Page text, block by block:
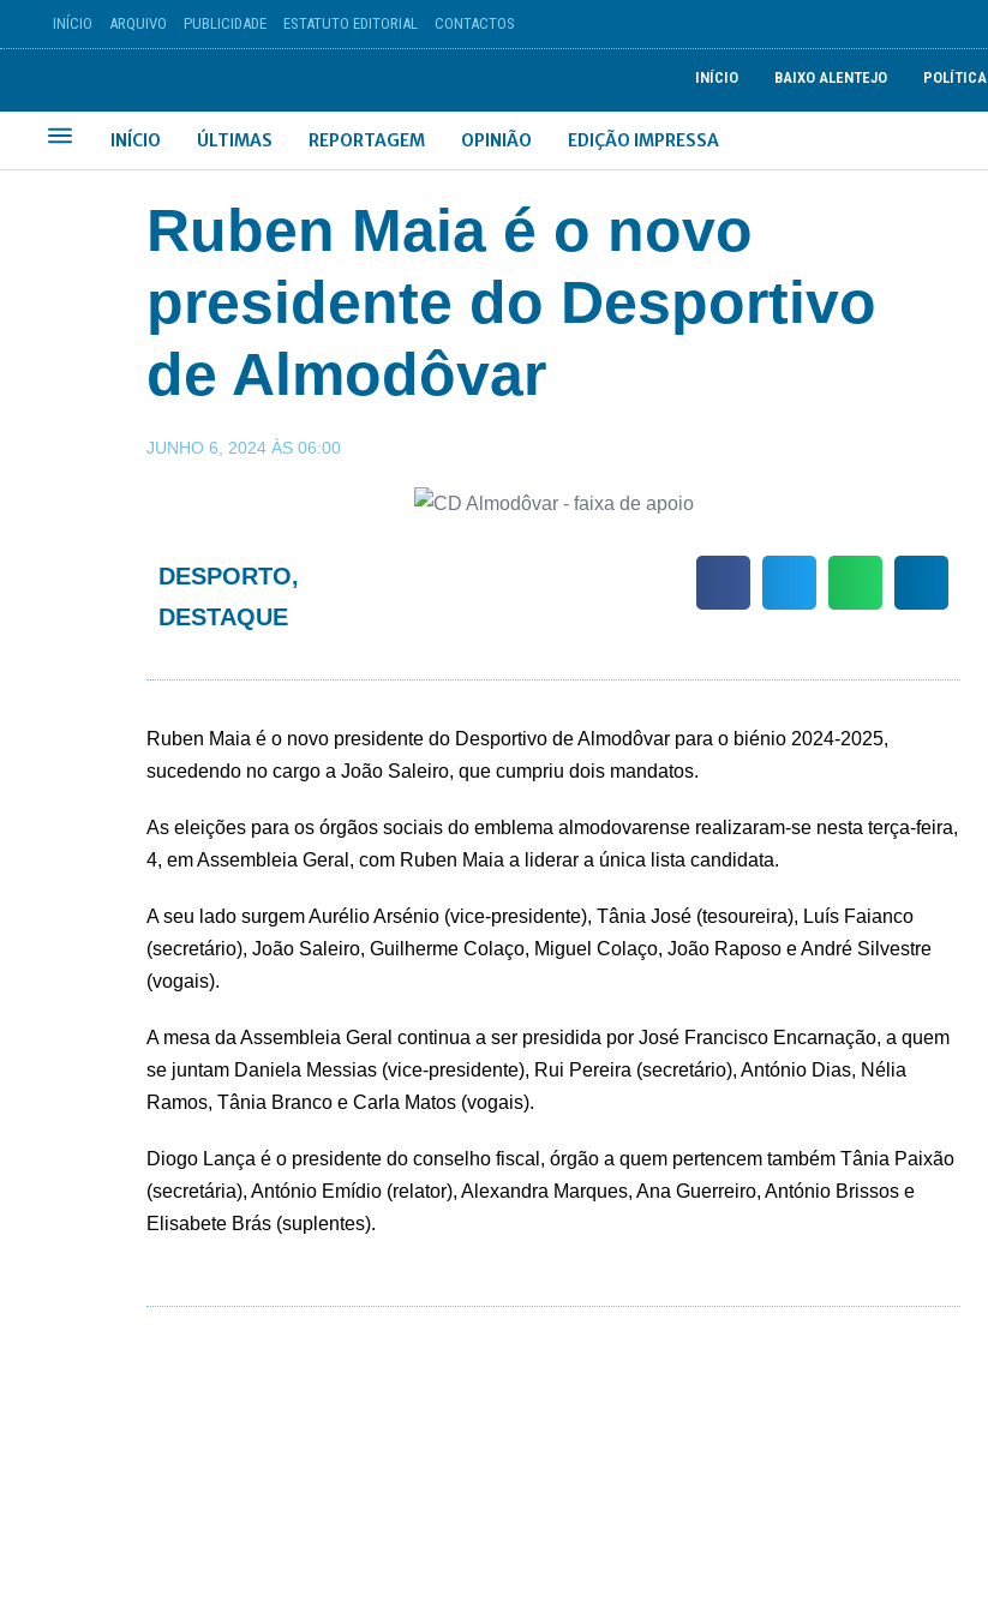
INÍCIO ARQUIVO PUBLICIDADE ESTATUTO EDITORIAL CONTACTOS
INÍCIO BAIXO ALENTEJO POLÍTICA
INÍCIO ÚLTIMAS REPORTAGEM OPINIÃO EDIÇÃO IMPRESSA
Ruben Maia é o novo
presidente do Desportivo
de Almodôvar
JUNHO 6, 2024 ÀS 06:00
DESPORTO,
DESTAQUE
Ruben Maia é o novo presidente do Desportivo de Almodôvar para o biénio 2024-2025,
sucedendo no cargo a João Saleiro, que cumpriu dois mandatos.
As eleições para os órgãos sociais do emblema almodovarense realizaram-se nesta terça-feira,
4, em Assembleia Geral, com Ruben Maia a liderar a única lista candidata.
A seu lado surgem Aurélio Arsénio (vice-presidente), Tânia José (tesoureira), Luís Faianco
(secretário), João Saleiro, Guilherme Colaço, Miguel Colaço, João Raposo e André Silvestre
(vogais).
A mesa da Assembleia Geral continua a ser presidida por José Francisco Encarnação, a quem
se juntam Daniela Messias (vice-presidente), Rui Pereira (secretário), António Dias, Nélia
Ramos, Tânia Branco e Carla Matos (vogais).
Diogo Lança é o presidente do conselho fiscal, órgão a quem pertencem também Tânia Paixão
(secretária), António Emídio (relator), Alexandra Marques, Ana Guerreiro, António Brissos e
Elisabete Brás (suplentes).